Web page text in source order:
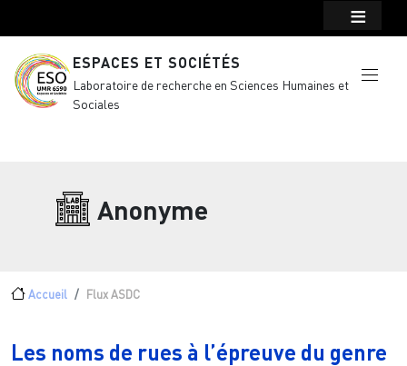
ESPACES ET SOCIÉTÉS
Laboratoire de recherche en Sciences Humaines et
Sociales
Anonyme
Fil d'Ariane
Accueil Flux ASDC
Les noms de rues à l’épreuve du genre